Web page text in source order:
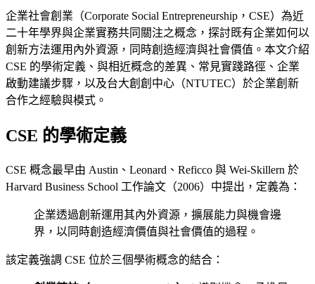
企業社會創業（Corporate Social Entrepreneurship，CSE）為近
二十年學界與企業實務共同關注之概念，探討既有企業如何以
創新方法運用內外資源，同時創造經濟與社會價值。本文介紹
CSE 的學術定義、與相近概念的差異、常見實踐路徑、企業
啟動建議步驟，以及台大創創中心（NTUTEC）於企業創新
合作之經驗與模式。
CSE 的學術定義
CSE 概念最早由 Austin、Leonard、Reficco 與 Wei-Skillern 於
Harvard Business School 工作論文（2006）中提出，定義為：
企業透過創新運用其內外資源，擴展能力與機會邊
界，以同時創造經濟價值與社會價值的過程。
該定義強調 CSE 位於三個學術概念的結合：